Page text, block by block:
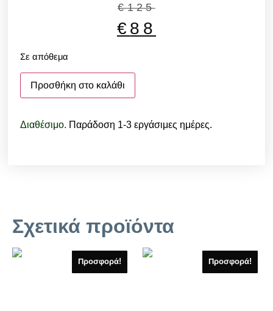
€125
€ 88
Σε απόθεμα
Προσθήκη στο καλάθι
Διαθέσιμο. Παράδοση 1-3 εργάσιμες ημέρες.
Σχετικά προϊόντα
Προσφορά! Προσφορά!